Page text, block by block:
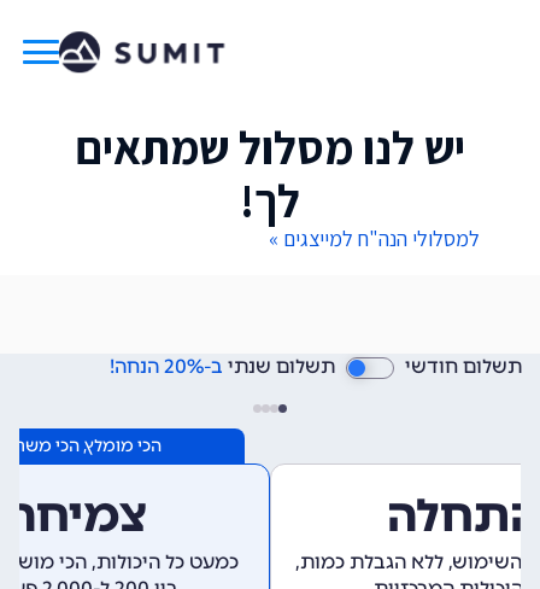
יש לנו מסלול שמתאים
לך!
למסלולי הנה"ח למייצגים »